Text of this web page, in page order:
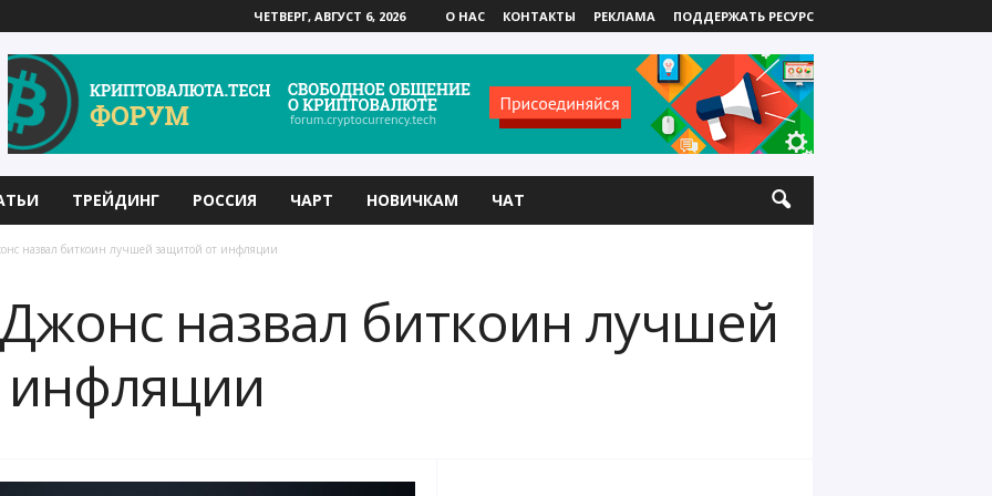
ЧЕТВЕРГ, АВГУСТ 6, 2026 О НАС КОНТАКТЫ РЕКЛАМА ПОДДЕРЖАТЬ РЕСУРС
ТРЕЙДИНГ РОССИЯ ЧАРТ НОВИЧКАМ ЧАТ
назвал биткоин лучшей защитой от инфляции
назвал биткоин лучшей